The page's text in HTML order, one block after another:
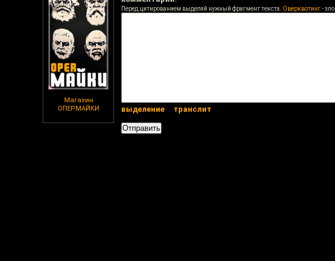
Магазин
ОПЕРМАЙКИ
Перед цитированием выделяй нужный фрагмент текста. Оверквотинг- зло.
выделение транслит